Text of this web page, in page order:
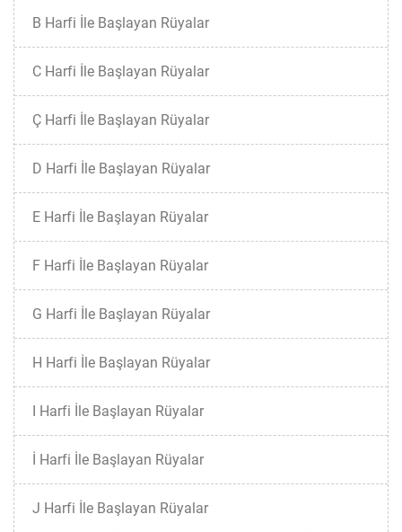
B Harfi İle Başlayan Rüyalar
C Harfi İle Başlayan Rüyalar
Ç Harfi İle Başlayan Rüyalar
D Harfi İle Başlayan Rüyalar
E Harfi İle Başlayan Rüyalar
F Harfi İle Başlayan Rüyalar
G Harfi İle Başlayan Rüyalar
H Harfi İle Başlayan Rüyalar
I Harfi İle Başlayan Rüyalar
İ Harfi İle Başlayan Rüyalar
J Harfi İle Başlayan Rüyalar